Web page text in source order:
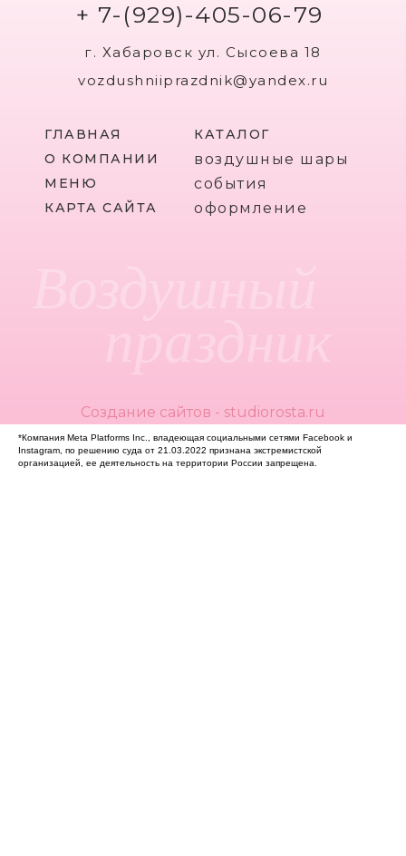
ГЛАВНАЯ
Создание сайтов - studiorosta.ru
+ 7-(929)-405-06-79
г. Хабаровск ул. Сысоева 18
vozdushniiprazdnik@yandex.ru
О КОМПАНИИ
КАРТА САЙТА
МЕНЮ
КАТАЛОГ
воздушные шары
события
оформление
*Компания Meta Platforms Inc., владеющая социальными сетями Facebook и
Instagram, по решению суда от 21.03.2022 признана экстремистской
организацией, ее деятельность на территории России запрещена.